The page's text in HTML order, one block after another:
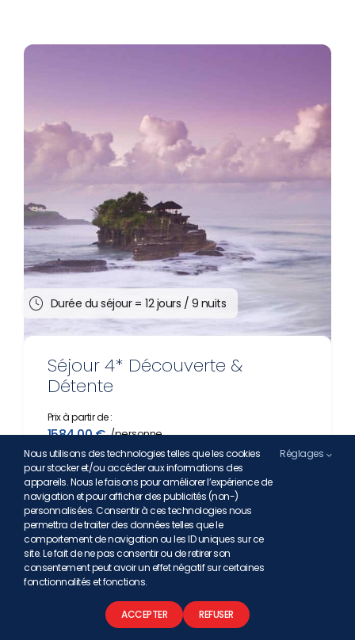
Durée du séjour = 12 jours / 9 nuits
Séjour 4* Découverte &
Détente
Prix à partir de :
1584,00€
Découvrir
Nous utilisons des technologies telles que les cookies
pour stocker et/ou accéder aux informations des
appareils. Nous le faisons pour améliorer l’expérience de
navigation et pour afficher des publicités (non-)
personnalisées. Consentir à ces technologies nous
permettra de traiter des données telles que le
comportement de navigation ou les ID uniques sur ce
site. Le fait de ne pas consentir ou de retirer son
consentement peut avoir un effet négatif sur certaines
fonctionnalités et fonctions.
Réglages
ACCEPTER REFUSER